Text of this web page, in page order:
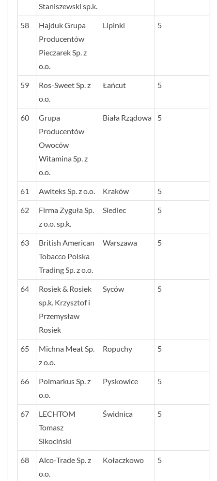
Staniszewski sp.k.
58
Hajduk Grupa
Producentów
Pieczarek Sp. z
o.o.
Lipinki 5
59
Ros-Sweet Sp. z
o.o.
Łańcut 5
60
Grupa
Producentów
Owoców
Witamina Sp. z
o.o.
Biała Rządowa 5
61 Awiteks Sp. z o.o. Kraków 5
62
Firma Zyguła Sp.
z o.o. sp.k.
Siedlec 5
63
British American
Tobacco Polska
Trading Sp. z o.o.
Warszawa 5
64
Rosiek & Rosiek
sp.k. Krzysztof i
Przemysław
Rosiek
Syców 5
65
Michna Meat Sp.
z o.o.
Ropuchy 5
66
Polmarkus Sp. z
o.o.
Pyskowice 5
67
LECHTOM
Tomasz
Sikociński
Świdnica 5
68
Alco-Trade Sp. z
o.o.
Kołaczkowo 5